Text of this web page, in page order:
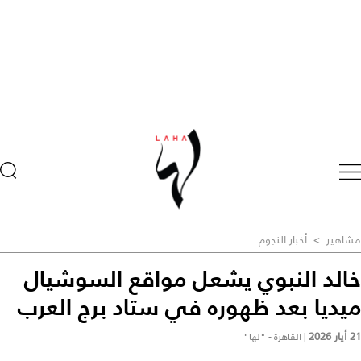
مشاهير > أخبار النجوم
خالد النبوي يشعل مواقع السوشيال
ميديا بعد ظهوره في ستاد برج العرب
21 أيار 2026 | القاهرة - "لها"